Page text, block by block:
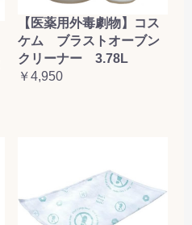
【医薬用外毒劇物】コス
ケム ブラストオーブン
クリーナー 3.78L
￥4,950